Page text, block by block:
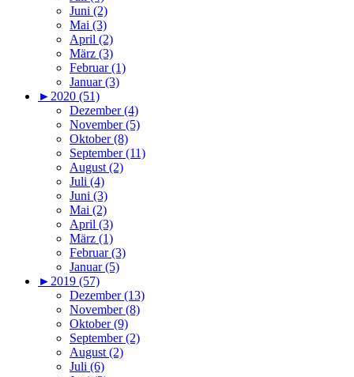
Juni (2)
Mai (3)
April (2)
März (3)
Februar (1)
Januar (3)
►2020 (51)
Dezember (4)
November (5)
Oktober (8)
September (11)
August (2)
Juli (4)
Juni (3)
Mai (2)
April (3)
März (1)
Februar (3)
Januar (5)
►2019 (57)
Dezember (13)
November (8)
Oktober (9)
September (2)
August (2)
Juli (6)